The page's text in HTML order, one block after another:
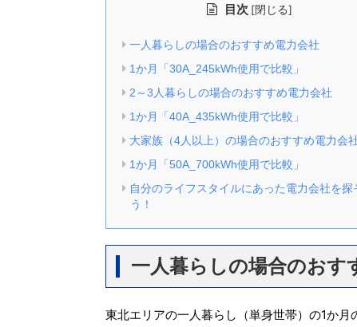
目次 [閉じる]
一人暮らしの場合のおすすめ電力会社
1か月「30A_245kWh使用で比較」
2～3人暮らしの場合のおすすめ電力会社
1か月「40A_435kWh使用で比較」
大家族（4人以上）の場合のおすすめ電力会
1か月「50A_700kWh使用で比較」
自分のライフスタイルにあった電力会社を探
う！
一人暮らしの場合のおす
東北エリアの一人暮らし（単身世帯）の1か月